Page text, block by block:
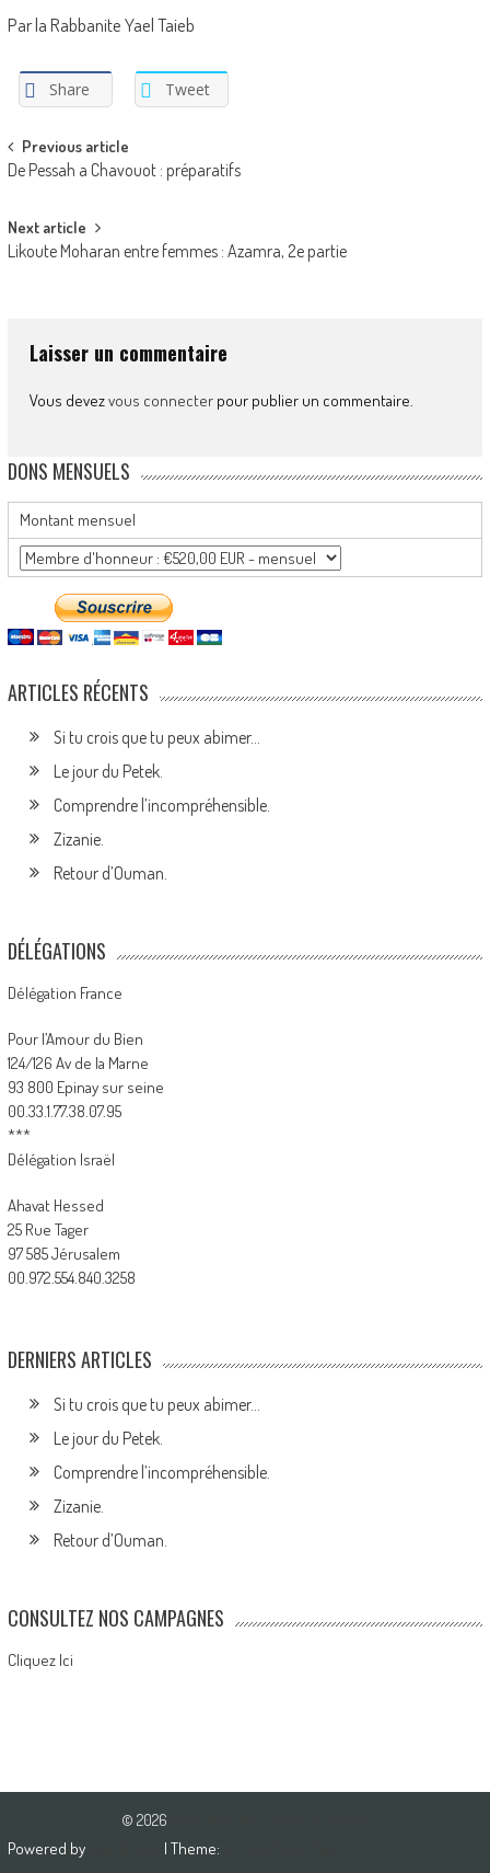
Par la Rabbanite Yael Taieb
Share Tweet
Post
navigation
Previous article
De Pessah a Chavouot : préparatifs
Next article
Likoute Moharan entre femmes : Azamra, 2e partie
Laisser un commentaire
Vous devezvous connecterpour publier un commentaire.
DONS MENSUELS
Montant mensuel
ARTICLES RÉCENTS
Si tu crois que tu peux abimer…
Le jour du Petek.
Comprendre l’incompréhensible.
Zizanie.
Retour d’Ouman.
DÉLÉGATIONS
Délégation France
Pour l’Amour du Bien
124/126 Av de la Marne
93 800 Epinay sur seine
00.33.1.77.38.07.95
***
Délégation Israël
Ahavat Hessed
25 Rue Tager
97 585 Jérusalem
00.972.554.840.3258
DERNIERS ARTICLES
Si tu crois que tu peux abimer…
Le jour du Petek.
Comprendre l’incompréhensible.
Zizanie.
Retour d’Ouman.
CONSULTEZ NOS CAMPAGNES
Cliquez Ici
© 2026
Powered by | Theme: